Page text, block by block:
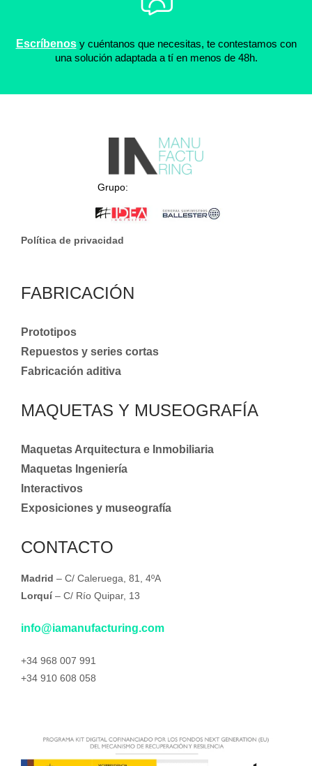
Escríbenosy cuéntanos que necesitas, te contestamos con
una solución adaptada a tí en menos de 48h.
Grupo:
Política de privacidad
FABRICACIÓN
Prototipos
Repuestos y series cortas
Fabricación aditiva
MAQUETAS Y MUSEOGRAFÍA
Maquetas Arquitectura e Inmobiliaria
Maquetas Ingeniería
Interactivos
Exposiciones y museografía
CONTACTO
Madrid – C/ Caleruega, 81, 4ºA
Lorquí– C/ Río Quipar, 13
info@iamanufacturing.com
+34 968 007 991
+34 910 608 058